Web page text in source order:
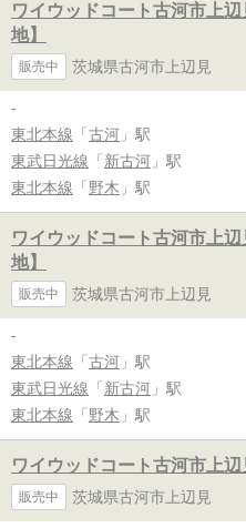
ワイウッドコート古河市上
地】
販売中 茨城県古河市上辺見
-
東北本線 「 古河 」駅
東武日光線 「 新古河 」駅
東北本線 「 野木 」駅
ワイウッドコート古河市上
地】
販売中 茨城県古河市上辺見
-
東北本線 「 古河 」駅
東武日光線 「 新古河 」駅
東北本線 「 野木 」駅
ワイウッドコート古河市上辺
販売中 茨城県古河市上辺見